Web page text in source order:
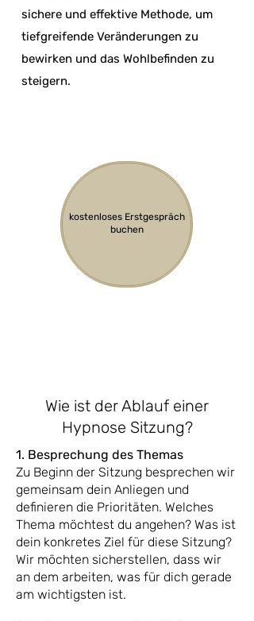
sichere und effektive Methode, um
tiefgreifende Veränderungen zu
bewirken und das Wohlbefinden zu
steigern.
kostenloses Erstgespräch
buchen
Wie ist der Ablauf einer
Hypnose Sitzung?
1. Besprechung des Themas
Zu Beginn der Sitzung besprechen wir
gemeinsam dein Anliegen und
definieren die Prioritäten. Welches
Thema möchtest du angehen? Was ist
dein konkretes Ziel für diese Sitzung?
Wir möchten sicherstellen, dass wir
an dem arbeiten, was für dich gerade
am wichtigsten ist.